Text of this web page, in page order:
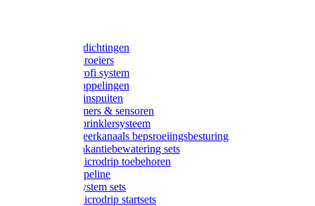
Gardena afdichtingen
Gardena sproeiers
Gardena Profi system
Gardena koppelingen
Gardena tuinspuiten
Gardena timers & sensoren
Gardena Sprinklersysteem
Gardena meerkanaals bepsroeiingsbesturing
Gardena vakantiebewatering sets
Gardena Microdrip toebehoren
Gardena Pipeline
Gardena System sets
Gardena Microdrip startsets